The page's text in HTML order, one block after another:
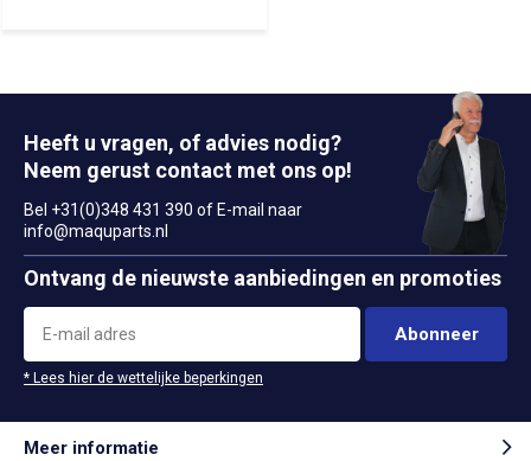
Heeft u vragen, of advies nodig?
Neem gerust contact met ons op!
Bel +31(0)348 431 390 of E-mail naar
info@maquparts.nl
Ontvang de nieuwste aanbiedingen en promoties
Abonneer
* Lees hier de wettelijke beperkingen
Meer informatie